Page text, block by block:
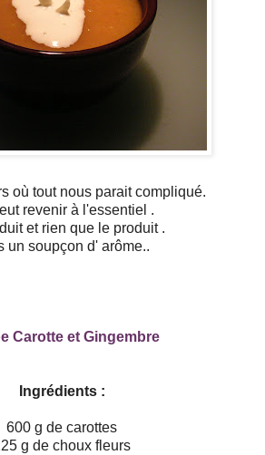
où tout nous parait compliqué.
revenir à l'essentiel .
et rien que le produit .
un soupçon d' arôme..
Carotte et Gingembre
Ingrédients :
600 g de carottes
g de choux fleurs